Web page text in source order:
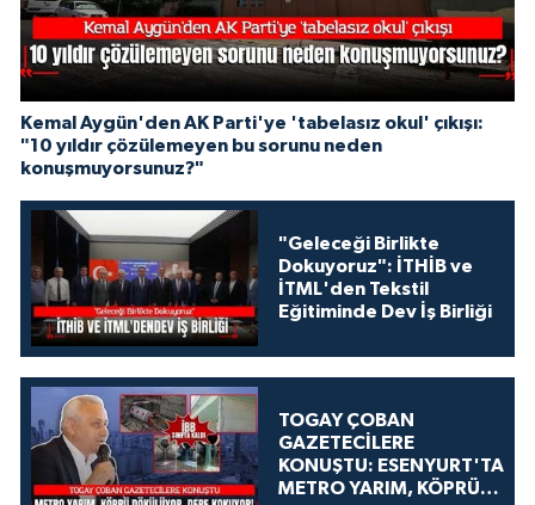
Kemal Aygün'den AK Parti'ye 'tabelasız okul' çıkışı:
"10 yıldır çözülemeyen bu sorunu neden
konuşmuyorsunuz?"
"Geleceği Birlikte
Dokuyoruz": İTHİB ve
İTML'den Tekstil
Eğitiminde Dev İş Birliği
TOGAY ÇOBAN
GAZETECİLERE
KONUŞTU: ESENYURT'TA
METRO YARIM, KÖPRÜ